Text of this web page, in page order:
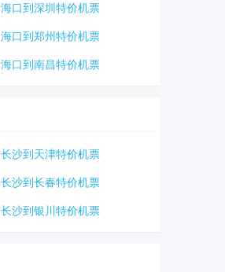
海口到深圳特价机票
海口到郑州特价机票
海口到南昌特价机票
长沙到天津特价机票
长沙到长春特价机票
长沙到银川特价机票